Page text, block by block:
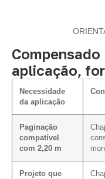
aplicação,
Necessidade
da aplicação
Paginação
compatível
com 2,20 m
Projeto que